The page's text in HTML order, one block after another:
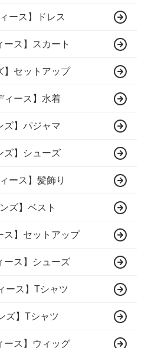
ィース】ドレス
ース】スカート
】セットアップ
ィース】水着
ズ】パジャマ
ズ】シューズ
ィース】髪飾り
ンズ】ベスト
ス】セットアップ
ース】シューズ
ース】Tシャツ
ズ】Tシャツ
ース】ウィッグ